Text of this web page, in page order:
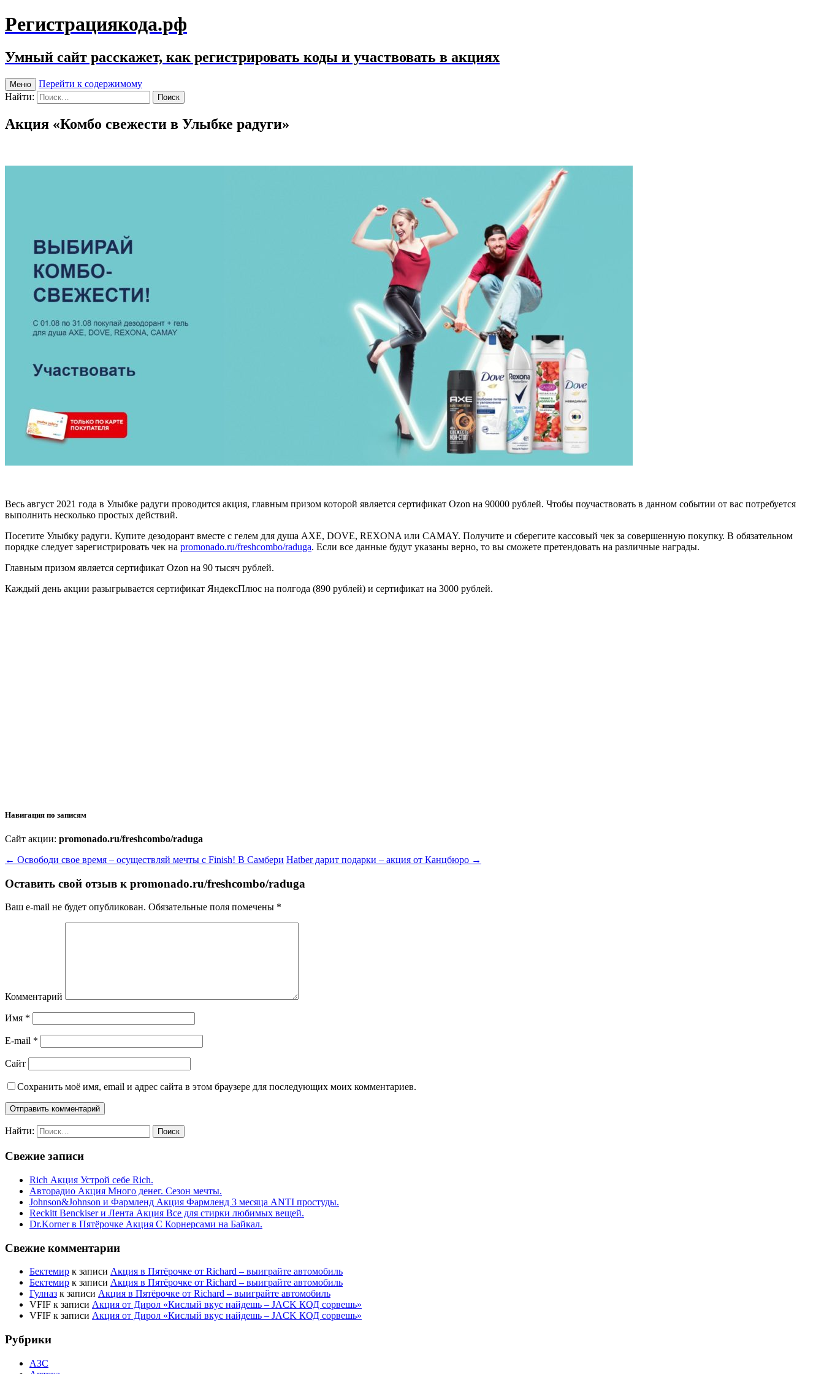
Регистрациякода.рф
Умный сайт расскажет, как регистрировать коды и участвовать в акциях
Меню
Перейти к содержимому
Найти:
Акция «Комбо свежести в Улыбке радуги»
Весь август 2021 года в Улыбке радуги проводится акция, главным призом которой является сертификат Ozon на 90000 рублей. Чтобы поучаствовать в данном событии от вас потребуется
выполнить несколько простых действий.
Посетите Улыбку радуги. Купите дезодорант вместе с гелем для душа AXE, DOVE, REXONA или CAMAY. Получите и сберегите кассовый чек за совершенную покупку. В обязательном
порядке следует зарегистрировать чек на promonado.ru/freshcombo/raduga. Если все данные будут указаны верно, то вы сможете претендовать на различные награды.
Главным призом является сертификат Ozon на 90 тысяч рублей.
Каждый день акции разыгрывается сертификат ЯндексПлюс на полгода (890 рублей) и сертификат на 3000 рублей.
Навигация по записям
Сайт акции: promonado.ru/freshcombo/raduga
← Освободи свое время – осуществляй мечты с Finish! В Самбери Hatber дарит подарки – акция от Канцбюро →
Оставить свой отзыв к promonado.ru/freshcombo/raduga
Ваш e-mail не будет опубликован. Обязательные поля помечены *
Комментарий
Имя *
E-mail *
Сайт
Сохранить моё имя, email и адрес сайта в этом браузере для последующих моих комментариев.
Найти:
Свежие записи
Rich Акция Устрой себе Rich.
Авторадио Акция Много денег. Сезон мечты.
Johnson&Johnson и Фармленд Акция Фармленд 3 месяца ANTI простуды.
Reckitt Benckiser и Лента Акция Все для стирки любимых вещей.
Dr.Korner в Пятёрочке Акция С Корнерсами на Байкал.
Свежие комментарии
Бектемир к записи Акция в Пятёрочке от Richard – выиграйте автомобиль
Бектемир к записи Акция в Пятёрочке от Richard – выиграйте автомобиль
Гулназ к записи Акция в Пятёрочке от Richard – выиграйте автомобиль
VFIF к записи Акция от Дирол «Кислый вкус найдешь – JACK КОД сорвешь»
VFIF к записи Акция от Дирол «Кислый вкус найдешь – JACK КОД сорвешь»
Рубрики
АЗС